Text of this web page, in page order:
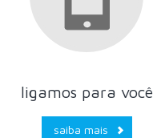
ligamos para você
saiba mais